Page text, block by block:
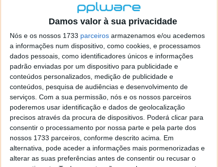
Damos valor à sua privacidade
Nós e os nossos 1733 parceiros armazenamos e/ou acedemos
a informações num dispositivo, como cookies, e processamos
dados pessoais, como identificadores únicos e informações
padrão enviadas por um dispositivo para publicidade e
conteúdos personalizados, medição de publicidade e
conteúdos, pesquisa de audiências e desenvolvimento de
serviços. Com a sua permissão, nós e os nossos parceiros
poderemos usar identificação e dados de geolocalização
precisos através da procura de dispositivos. Poderá clicar para
consentir o processamento por nossa parte e pela parte dos
nossos 1733 parceiros, conforme descrito acima. Em
alternativa, pode aceder a informações mais pormenorizadas e
alterar as suas preferências antes de consentir ou recusar o
De maio a junho, a Xiaomi deverá realizar testes do
Android 17 em vários dos seus dispositivos. Este é
também o período em que a empresa irá incentivar
os programadores a trabalhar nas suas aplicações
para garantir que tudo está pronto o mais
rapidamente possível. Por fim, este é o momento
que a empresa irá aproveitar para finalizar detalhes e
otimizar a versão correspondente do HyperOS.
Durante os primeiros dias de julho a Xiaomi irá
verificar todas as atualizações de compatibilidade
enviadas pelos programadores, melhorar a
estabilidade do sistema com base nestas
modificações e preparar todo o sistema para a
atualização para o Android 17. Em meados de julho e